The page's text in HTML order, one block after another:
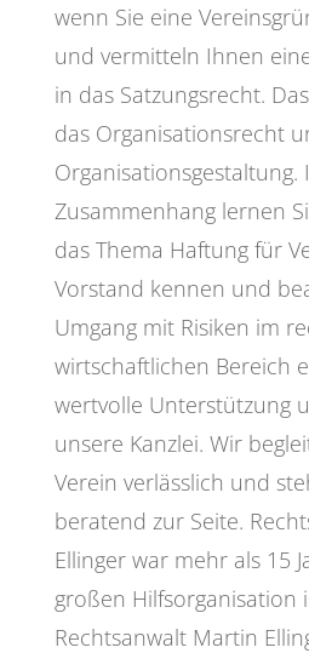
wenn Sie eine
und vermitteln Ihnen
in das Satzungsrecht.
das Organisationsrecht
Organisationsgestaltung.
Zusammenhang lernen
das Thema Haftung für
Vorstand kennen und
Umgang mit Risiken im
wirtschaftlichen Bereich
wertvolle Unterstützung
unsere Kanzlei. Wir
Verein verlässlich und
beratend zur Seite.
Ellinger war mehr als 15
großen Hilfsorganisation
Rechtsanwalt Martin